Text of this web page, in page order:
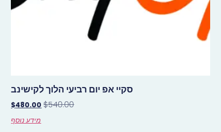
סקיי אפ יום רביעי הלוך לקישינב
$540.00
$480.00
מידע נוסף